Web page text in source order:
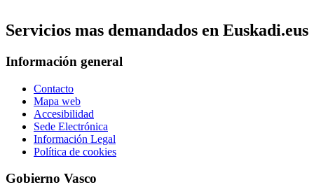
Servicios mas demandados en Euskadi.eus
Información general
Contacto
Mapa web
Accesibilidad
Sede Electrónica
Información Legal
Política de cookies
Gobierno Vasco